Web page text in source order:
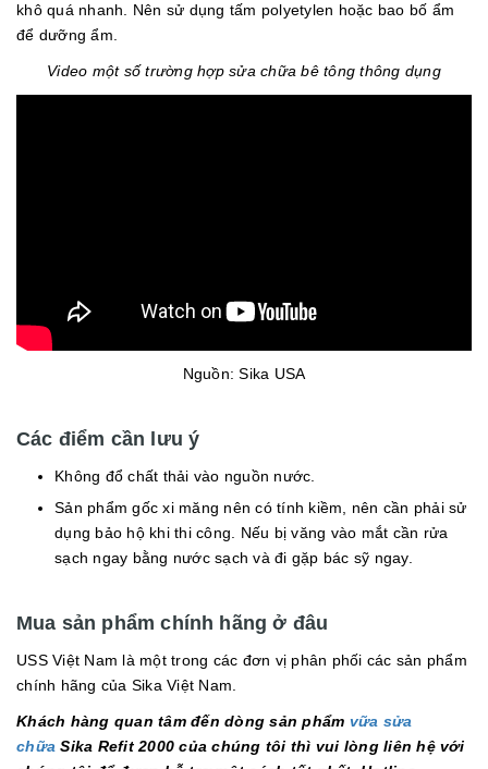
khô quá nhanh. Nên sử dụng tấm polyetylen hoặc bao bố ẩm
để dưỡng ẩm.
Video một số trường hợp sửa chữa bê tông thông dụng
Nguồn: Sika USA
Các điểm cần lưu ý
Không đổ chất thải vào nguồn nước.
Sản phẩm gốc xi măng nên có tính kiềm, nên cần phải sử
dụng bảo hộ khi thi công. Nếu bị văng vào mắt cần rửa
sạch ngay bằng nước sạch và đi gặp bác sỹ ngay.
Mua sản phẩm chính hãng ở đâu
USS Việt Nam là một trong các đơn vị phân phối các sản phẩm
chính hãng của Sika Việt Nam.
Khách hàng quan tâm đến dòng sản phẩm vữa sửa
chữaSika Refit 2000 của chúng tôi thì vui lòng liên hệ với